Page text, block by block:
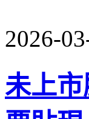
2026-
未上